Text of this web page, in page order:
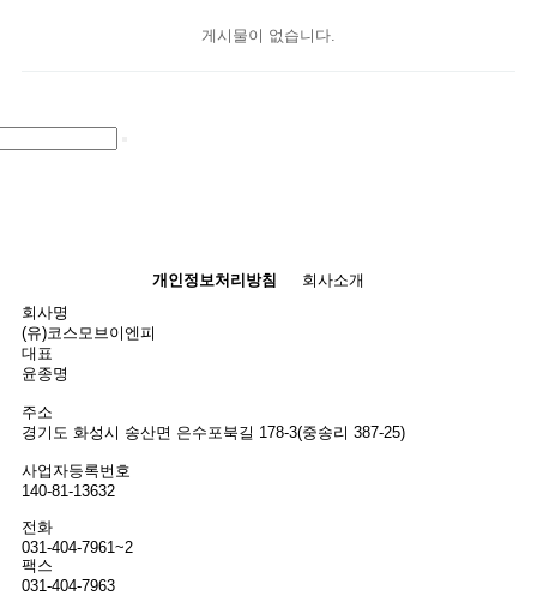
게시물이 없습니다.
개인정보처리방침
회사소개
회사명
(유)코스모브이엔피
대표
윤종명
주소
경기도 화성시 송산면 은수포북길 178-3(중송리 387-25)
사업자등록번호
140-81-13632
전화
031-404-7961~2
팩스
031-404-7963